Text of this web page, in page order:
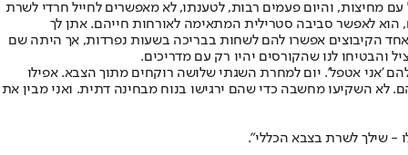
מחיצות, והיום פעמים רבות, לטענתו, לא מאפשרים לחייל חרדי לשרת
הוא לאפשר סביבה סטרילית המתאימה לאורחות חייהם. אתן לך
הקיבוצים אפשרו להם לשחות בבריכה בשעות נפרדות, אך היתה שם
והבטיחו לנו שהקורסים יהיו רק עם מדריכים.
'אני אטפל'. יום למחרת השגתי שלושה רוקחים מתוך הצבא. אפילו
לא השקיעו מחשבה כדי שהם ירגישו בנוח מבחינה דתית. ואני מבין את
- שילך לשרת בצבא הכללי".